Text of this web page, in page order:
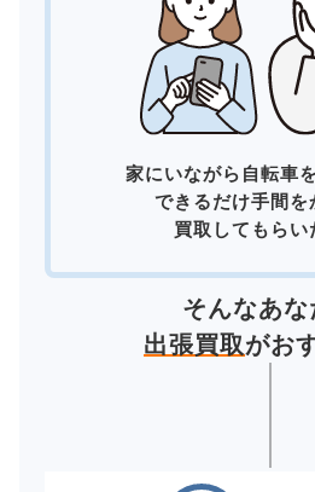
家にいながら自転車
できるだけ手間を
買取してもらい
そんなあな
出張買取がお